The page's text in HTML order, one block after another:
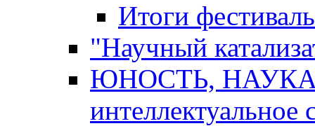
Итоги
"Научный
ЮНОСТЬ,
интеллектуальное